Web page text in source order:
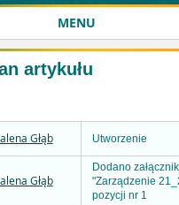
MENU
artykułu
Głąb Utworzenie
Głąb
Dodano
"Zarządzenie
pozycji nr 1